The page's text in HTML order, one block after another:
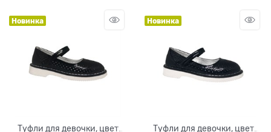
Новинка
Туфли для девочки, цвет
Новинка
Туфли для девочки, цвет